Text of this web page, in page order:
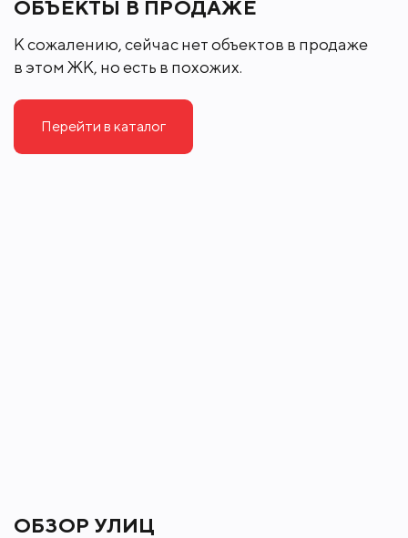
ОБЪЕКТЫ В ПРОДАЖЕ
К сожалению, сейчас нет объектов в продаже
в этом ЖК, но есть в похожих.
Перейти в каталог
ОБЗОР УЛИЦ